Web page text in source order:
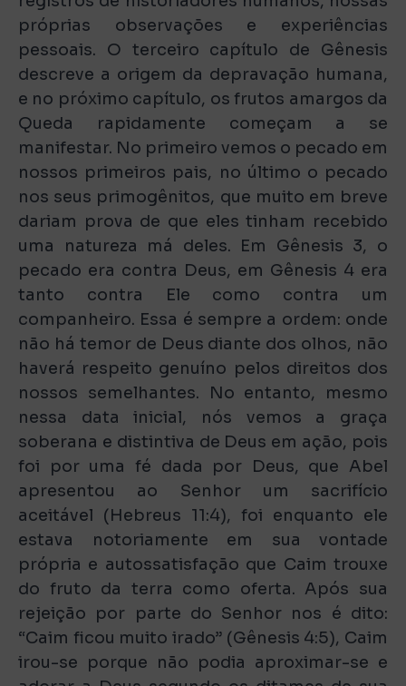
próprias observações e experiências
pessoais. O terceiro capítulo de Gênesis
descreve a origem da depravação humana,
e no próximo capítulo, os frutos amargos da
Queda rapidamente começam a se
manifestar. No primeiro vemos o pecado em
nossos primeiros pais, no último o pecado
nos seus primogênitos, que muito em breve
dariam prova de que eles tinham recebido
uma natureza má deles. Em Gênesis 3, o
pecado era contra Deus, em Gênesis 4 era
tanto contra Ele como contra um
companheiro. Essa é sempre a ordem: onde
não há temor de Deus diante dos olhos, não
haverá respeito genuíno pelos direitos dos
nossos semelhantes. No entanto, mesmo
nessa data inicial, nós vemos a graça
soberana e distintiva de Deus em ação, pois
foi por uma fé dada por Deus, que Abel
apresentou ao Senhor um sacrifício
aceitável (Hebreus 11:4), foi enquanto ele
estava notoriamente em sua vontade
própria e autossatisfação que Caim trouxe
do fruto da terra como oferta. Após sua
rejeição por parte do Senhor nos é dito:
“Caim ficou muito irado” (Gênesis 4:5), Caim
irou-se porque não podia aproximar-se e